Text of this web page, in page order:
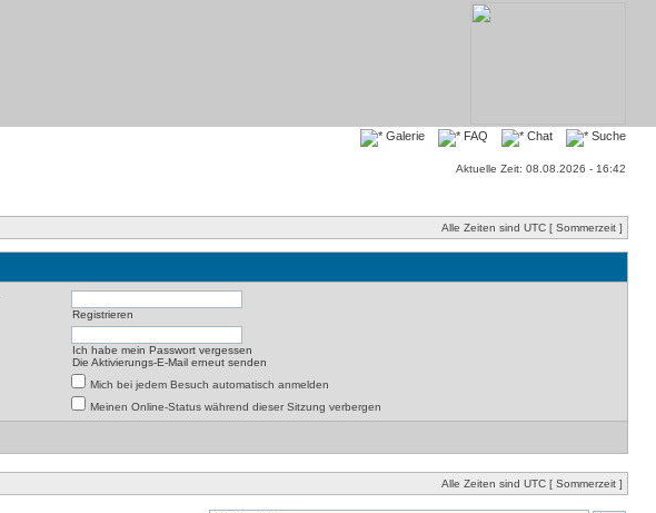
Galerie FAQ Chat Suche
Aktuelle Zeit: 08.08.2026 - 16:42
Alle Zeiten sind UTC [ Sommerzeit ]
Registrieren
Ich habe mein Passwort vergessen
Die Aktivierungs-E-Mail erneut senden
Mich bei jedem Besuch automatisch anmelden
Meinen Online-Status während dieser Sitzung verbergen
Alle Zeiten sind UTC [ Sommerzeit ]